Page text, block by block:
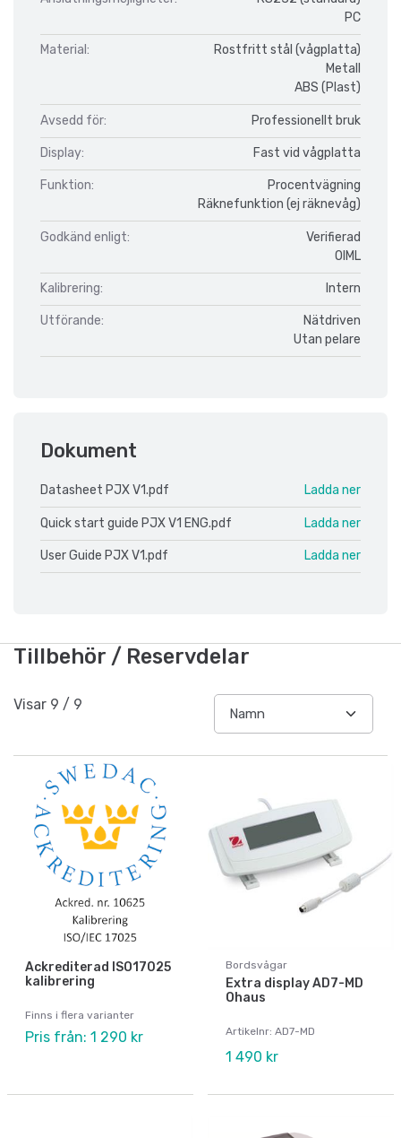
PC
Material:
Rostfritt stål (vågplatta)
Metall
ABS (Plast)
Avsedd för: Professionellt bruk
Display: Fast vid vågplatta
Funktion:
Procentvägning
Räknefunktion (ej räknevåg)
Godkänd enligt:
Verifierad
OIML
Kalibrering: Intern
Utförande:
Nätdriven
Utan pelare
Dokument
Datasheet PJX V1.pdf Ladda ner
Quick start guide PJX V1 ENG.pdf Ladda ner
User Guide PJX V1.pdf Ladda ner
Tillbehör / Reservdelar
Visar 9 / 9
Ackrediterad ISO17025
kalibrering
Finns i flera varianter
Pris från: 1 290 kr
Bordsvågar
Extra display AD7-MD
Ohaus
Artikelnr: AD7-MD
1 490 kr